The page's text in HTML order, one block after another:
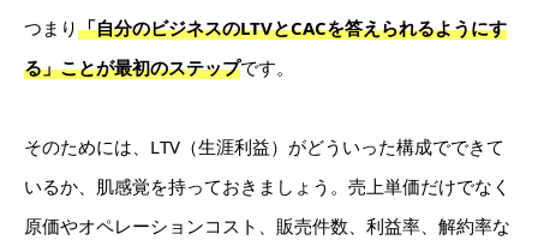
つまり「自分のビジネスのLTVとCACを答えられるようにす
る」ことが最初のステップです。
そのためには、LTV（生涯利益）がどういった構成でできて
いるか、肌感覚を持っておきましょう。売上単価だけでなく
原価やオペレーションコスト、販売件数、利益率、解約率な